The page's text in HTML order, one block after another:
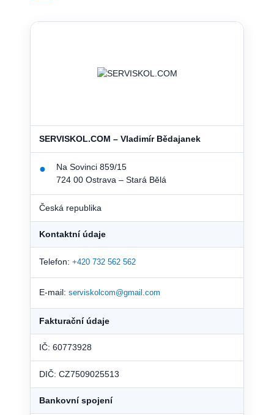
SERVISKOL.COM – Vladimír Bědajanek
●
Na Sovinci 859/15
724 00 Ostrava – Stará Bělá
Česká republika
Kontaktní údaje
Telefon: +420 732 562 562
E-mail: serviskolcom@gmail.com
Fakturační údaje
IČ: 60773928
DIČ: CZ7509025513
Bankovní spojení